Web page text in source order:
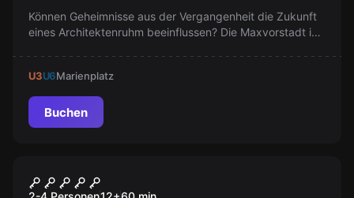
Können Geheimnisse aus der Vergangenheit die Zukunft
eines Architektenruhm beeinflussen? Die Maxvorstadt in
ungelüfteten Wahrheiten das Erbe von Leo Klenze
gefährden könnten.
U3U6Marienplatz
Buchen
Prince of Persia: Dagger of